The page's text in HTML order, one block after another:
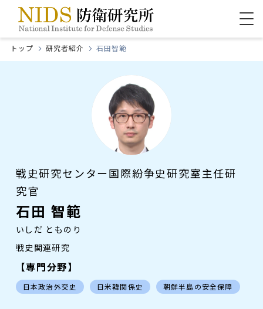
トップ 研究者紹介 石田智範
戦史研究センター国際紛争史研究室主任研
究官
石田 智範
いしだ とものり
戦史関連研究
【専門分野】
日本政治外交史 日米韓関係史 朝鮮半島の安全保障